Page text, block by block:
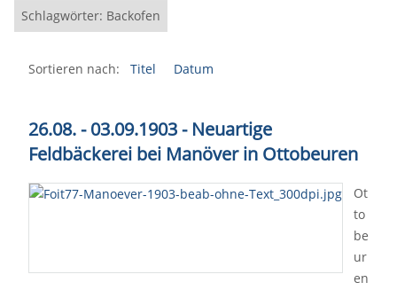
Schlagwörter: Backofen
Sortieren nach: Titel Datum
26.08. - 03.09.1903 - Neuartige
Feldbäckerei bei Manöver in Ottobeuren
Ot
to
be
ur
en